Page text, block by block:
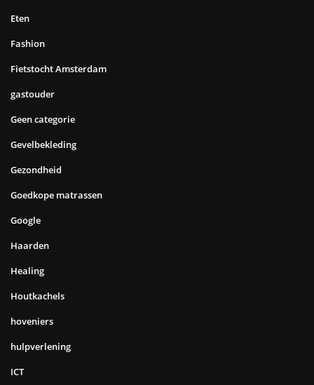
Eten
Fashion
Fietstocht Amsterdam
gastouder
Geen categorie
Gevelbekleding
Gezondheid
Goedkope matrassen
Google
Haarden
Healing
Houtkachels
hoveniers
hulpverlening
ICT